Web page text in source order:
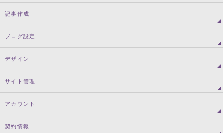
記事作成
ブログ設定
デザイン
サイト管理
アカウント
契約情報